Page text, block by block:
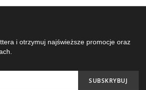
i otrzymuj najświeższe promocje oraz
SUBSKRYBUJ